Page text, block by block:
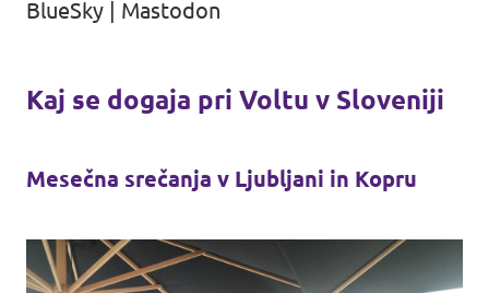
BlueSky
Mastodon
Kaj se dogaja pri Voltu v Sloveniji
Mesečna srečanja v Ljubljani in Kopru